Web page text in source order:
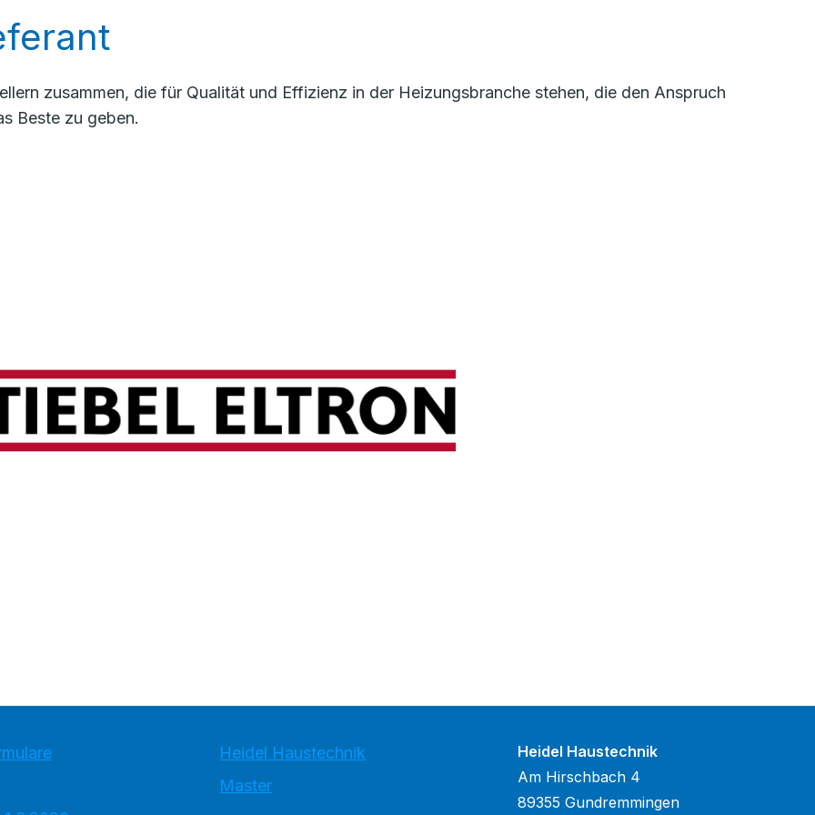
zusammen, die für Qualität und Effizienz in der Heizungsbranche stehen, die den Anspruch
Beste zu geben.
Heidel Haustechnik
Master
Heidel Haustechnik
Am Hirschbach 4
89355 Gundremmingen